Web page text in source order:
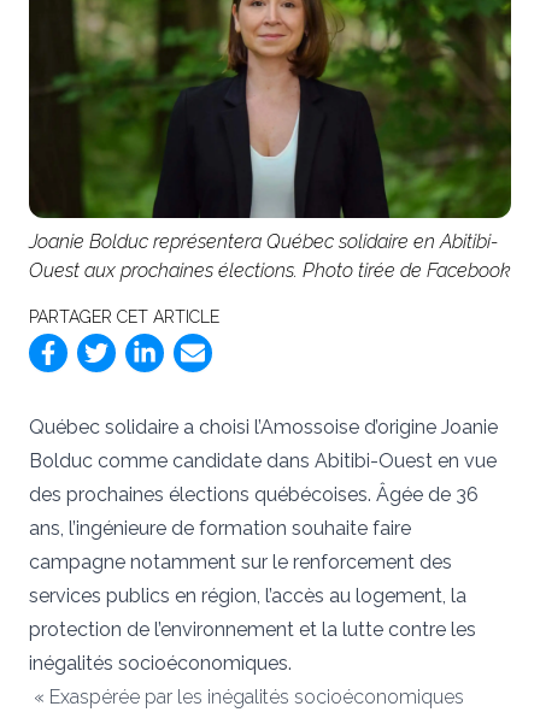
Joanie Bolduc représentera Québec solidaire en Abitibi-
Ouest aux prochaines élections. Photo tirée de Facebook
PARTAGER CET ARTICLE
Québec solidaire a choisi l’Amossoise d’origine Joanie
Bolduc comme candidate dans Abitibi-Ouest en vue
des prochaines élections québécoises. Âgée de 36
ans, l’ingénieure de formation souhaite faire
campagne notamment sur le renforcement des
services publics en région, l’accès au logement, la
protection de l’environnement et la lutte contre les
inégalités socioéconomiques.
« Exaspérée par les inégalités socioéconomiques